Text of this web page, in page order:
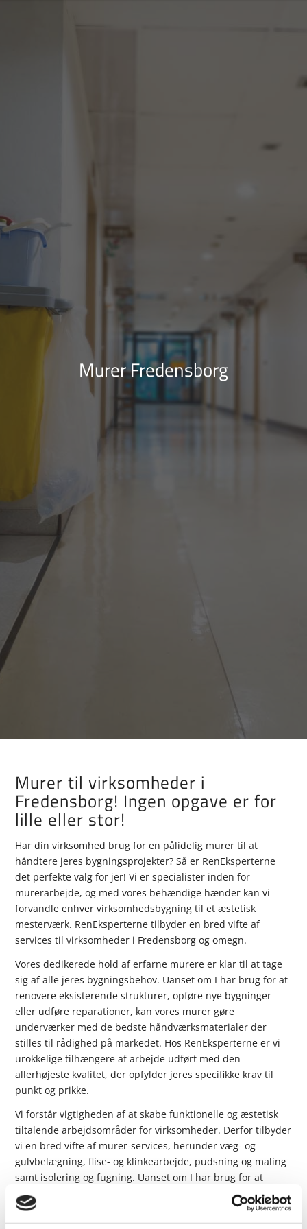
Murer Fredensborg
Murer til virksomheder i
Fredensborg! Ingen opgave er for
lille eller stor!
Har din virksomhed brug for en pålidelig murer til at
håndtere jeres bygningsprojekter? Så er RenEksperterne
det perfekte valg for jer! Vi er specialister inden for
murerarbejde, og med vores behændige hænder kan vi
forvandle enhver virksomhedsbygning til et æstetisk
mesterværk. RenEksperterne tilbyder en bred vifte af
services til virksomheder i Fredensborg og omegn.
Vores dedikerede hold af erfarne murere er klar til at tage
sig af alle jeres bygningsbehov. Uanset om I har brug for at
renovere eksisterende strukturer, opføre nye bygninger
eller udføre reparationer, kan vores murer gøre
underværker med de bedste håndværksmaterialer der
stilles til rådighed på markedet. Hos RenEksperterne er vi
urokkelige tilhængere af arbejde udført med den
allerhøjeste kvalitet, der opfylder jeres specifikke krav til
punkt og prikke.
Vi forstår vigtigheden af at skabe funktionelle og æstetisk
tiltalende arbejdsområder for virksomheder. Derfor tilbyder
vi en bred vifte af murer-services, herunder væg- og
gulvbelægning, flise- og klinkearbejde, pudsning og maling
samt isolering og fugning. Uanset om I har brug for at
opgradere kontorer, butikker, restauranter eller industrielle
virksomheder, har vi ekspertisen til at håndtere enhver
opgave med yderst tilfredsstillende resultater.